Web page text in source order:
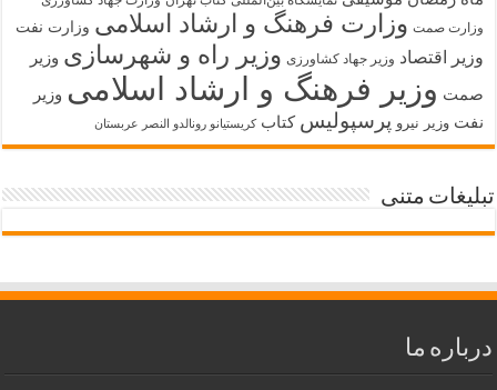
وزارت صمت وزارت فرهنگ و ارشاد اسلامی وزارت نفت
وزیر اقتصاد وزیر جهاد کشاورزی وزیر راه و شهرسازی وزیر
صمت وزیر فرهنگ و ارشاد اسلامی وزیر
نفت وزیر نیرو پرسپولیس کتاب کریستیانو رونالدو النصر عربستان
تبلیغات متنی
درباره ما